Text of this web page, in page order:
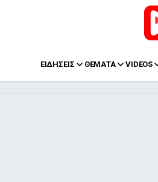
ΕΙΔΗΣΕΙΣ ΘΕΜΑΤΑ VIDEOS